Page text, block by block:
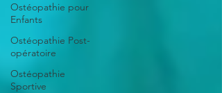
Ostéopathie pour
Enfants
Ostéopathie Post-
opératoire
Ostéopathie
Sportive